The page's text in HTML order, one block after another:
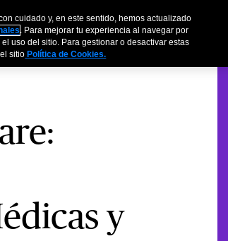
Agentes y Brokers
y
cuidado y, en este sentido, hemos actualizado
. Para mejorar tu experiencia al navegar por
uso del sitio. Para gestionar o desactivar estas
sitio Política de Cookies.